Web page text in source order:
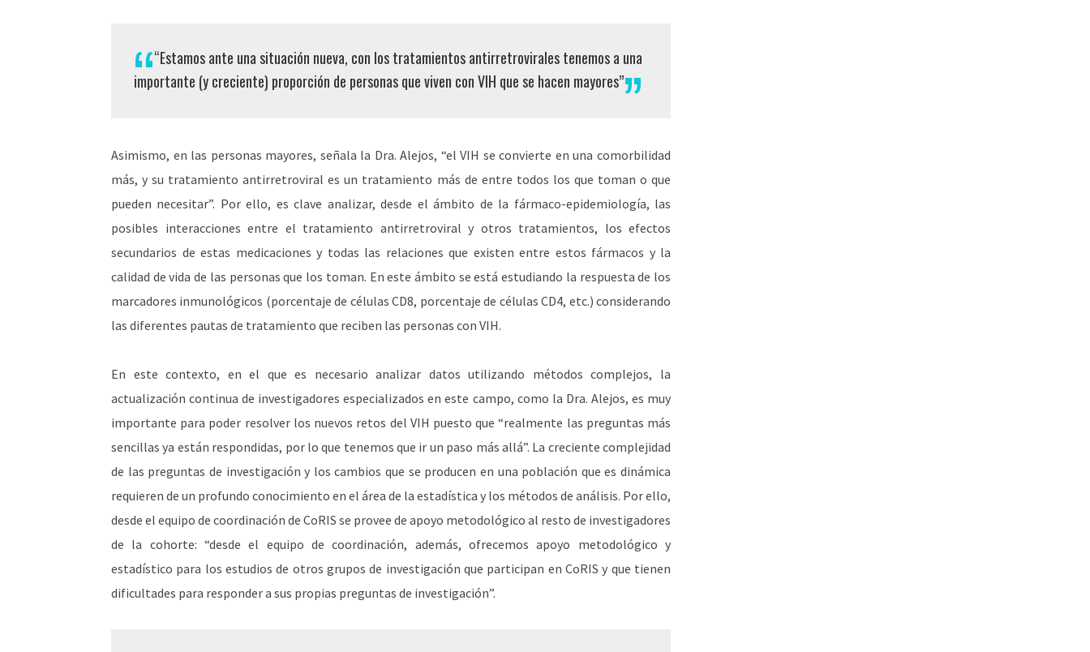
“Estamos ante una situación nueva, con los tratamientos antirretrovirales tenemos a una
importante (y creciente) proporción de personas que viven con VIH que se hacen mayores”
Asimismo, en las personas mayores, señala la Dra. Alejos, “el VIH se convierte en una comorbilidad
más, y su tratamiento antirretroviral es un tratamiento más de entre todos los que toman o que
pueden necesitar”. Por ello, es clave analizar, desde el ámbito de la fármaco-epidemiología, las
posibles interacciones entre el tratamiento antirretroviral y otros tratamientos, los efectos
secundarios de estas medicaciones y todas las relaciones que existen entre estos fármacos y la
calidad de vida de las personas que los toman. En este ámbito se está estudiando la respuesta de los
marcadores inmunológicos (porcentaje de células CD8, porcentaje de células CD4, etc.) considerando
las diferentes pautas de tratamiento que reciben las personas con VIH.
En este contexto, en el que es necesario analizar datos utilizando métodos complejos, la
actualización continua de investigadores especializados en este campo, como la Dra. Alejos, es muy
importante para poder resolver los nuevos retos del VIH puesto que “realmente las preguntas más
sencillas ya están respondidas, por lo que tenemos que ir un paso más allá”. La creciente complejidad
de las preguntas de investigación y los cambios que se producen en una población que es dinámica
requieren de un profundo conocimiento en el área de la estadística y los métodos de análisis. Por ello,
desde el equipo de coordinación de CoRIS se provee de apoyo metodológico al resto de investigadores
de la cohorte: “desde el equipo de coordinación, además, ofrecemos apoyo metodológico y
estadístico para los estudios de otros grupos de investigación que participan en CoRIS y que tienen
dificultades para responder a sus propias preguntas de investigación”.